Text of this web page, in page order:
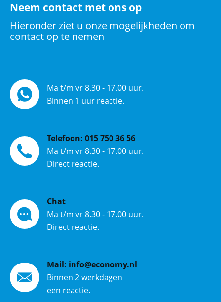
Neem contact met ons op
Hieronder ziet u onze mogelijkheden om
contact op te nemen
Ma t/m vr 8.30 - 17.00 uur.
Binnen 1 uur reactie.
Telefoon: 015 750 36 56
Ma t/m vr 8.30 - 17.00 uur.
Direct reactie.
Chat
Ma t/m vr 8.30 - 17.00 uur.
Direct reactie.
Mail: info@economy.nl
Binnen 2 werkdagen
een reactie.